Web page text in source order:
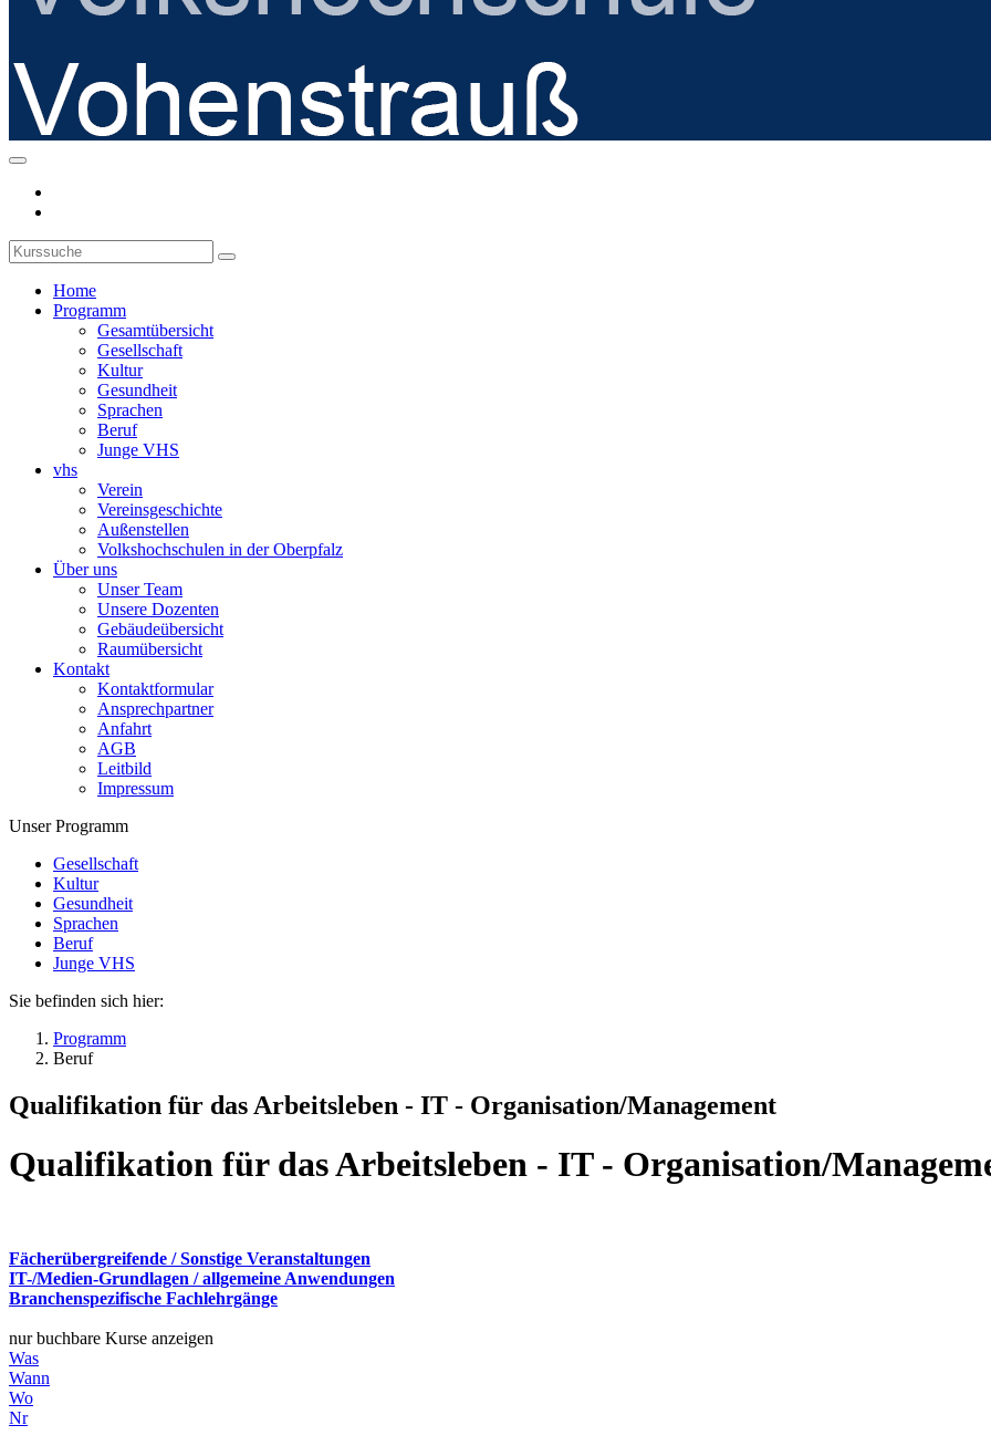
Home
Programm
Gesamtübersicht
Gesellschaft
Kultur
Gesundheit
Sprachen
Beruf
Junge VHS
vhs
Verein
Vereinsgeschichte
Außenstellen
Volkshochschulen in der Oberpfalz
Über uns
Unser Team
Unsere Dozenten
Gebäudeübersicht
Raumübersicht
Kontakt
Kontaktformular
Ansprechpartner
Anfahrt
AGB
Leitbild
Impressum
Unser Programm
Gesellschaft
Kultur
Gesundheit
Sprachen
Beruf
Junge VHS
Sie befinden sich hier:
Programm
Beruf
Qualifikation für das Arbeitsleben - IT - Organisation/Management
Qualifikation für das Arbeitsleben - IT - Organisation/
Fächerübergreifende / Sonstige Veranstaltungen
IT-/Medien-Grundlagen / allgemeine Anwendungen
Branchenspezifische Fachlehrgänge
nur buchbare Kurse anzeigen
Was
Wann
Wo
Nr